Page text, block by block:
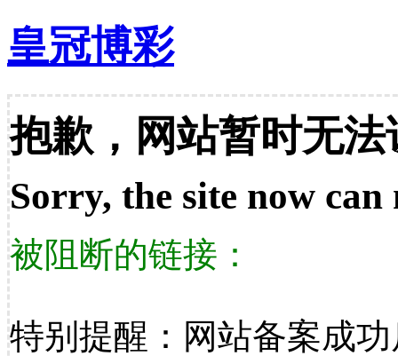
皇冠博彩
抱歉，网站暂时无法
Sorry, the site now can
被阻断的链接：
特别提醒：网站备案成